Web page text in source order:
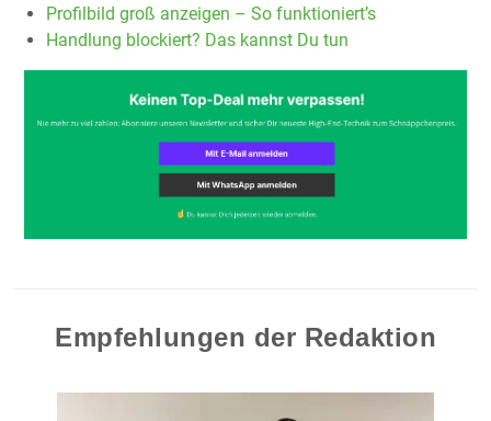
Profilbild groß anzeigen – So funktioniert’s
Handlung blockiert? Das kannst Du tun
Empfehlungen der Redaktion